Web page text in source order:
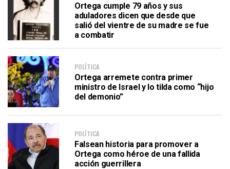
Ortega cumple 79 años y sus
aduladores dicen que desde que
salió del vientre de su madre se fue
a combatir
POLÍTICA
Ortega arremete contra primer
ministro de Israel y lo tilda como “hijo
del demonio”
POLÍTICA
Falsean historia para promover a
Ortega como héroe de una fallida
acción guerrillera